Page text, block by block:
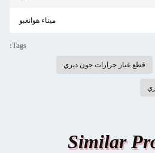
ميناء هوانغبو
Tags:
قطع غيار جرارات جون ديري
Similar